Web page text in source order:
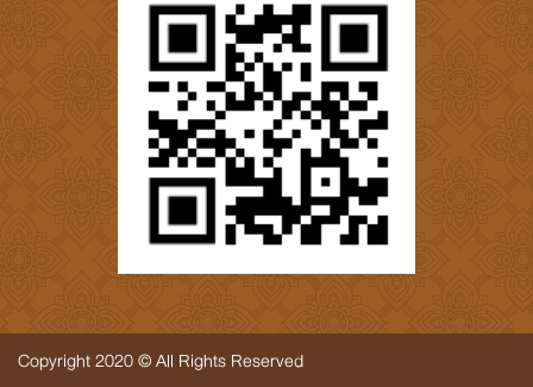
Copyright 2020 © All Rights Reserved